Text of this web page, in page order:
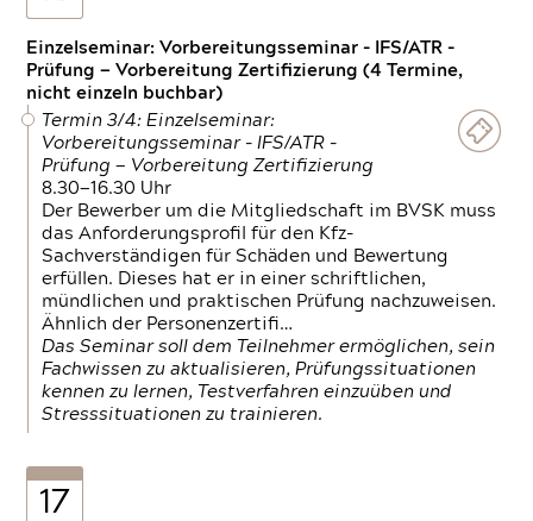
Einzelseminar: Vorbereitungsseminar - IFS/ATR -
Prüfung — Vorbereitung Zertifizierung (4 Termine,
nicht einzeln buchbar)
Termin 3/4: Einzelseminar:
Vorbereitungsseminar - IFS/ATR -
Prüfung — Vorbereitung Zertifizierung
8.30—16.30 Uhr
Der Bewerber um die Mitgliedschaft im BVSK muss
das Anforderungsprofil für den Kfz-
Sachverständigen für Schäden und Bewertung
erfüllen. Dieses hat er in einer schriftlichen,
mündlichen und praktischen Prüfung nachzuweisen.
Ähnlich der Personenzertifi…
Das Seminar soll dem Teilnehmer ermöglichen, sein
Fachwissen zu aktualisieren, Prüfungssituationen
kennen zu lernen, Testverfahren einzuüben und
Stresssituationen zu trainieren.
17